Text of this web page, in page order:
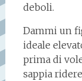
deboli.
Dammi un
ideale
prima di
sappia